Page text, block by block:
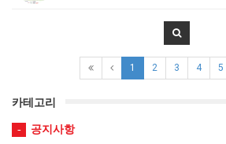
1 2 3 4 5
카테고리
공지사항